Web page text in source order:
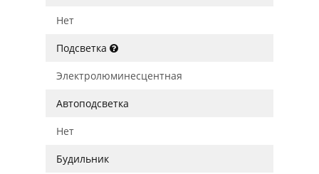
Нет
Подсветка
Электролюминесцентная
Автоподсветка
Нет
Будильник